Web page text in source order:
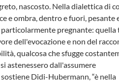
nascosto. Nella dialettica di
e ombra, dentro e fuori, pesante
pregnante: quella
dell'evocazione e non del
qualcosa che sfugge
astenessero dall'assumere
Didi-Hubermann, “è nella